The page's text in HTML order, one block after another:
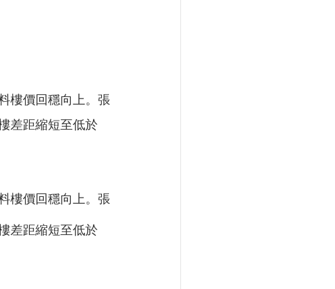
樓價回穩向上。張
差距縮短至低於
樓價回穩向上。張
差距縮短至低於